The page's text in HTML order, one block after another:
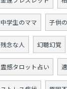
中学生のママ 子供
残念な人 幻聴幻覚
霊感タロット占い